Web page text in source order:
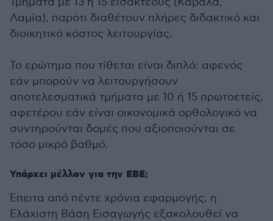
Λαμία), παρότι διαθέτουν πλήρες διδακτικό και
διοικητικό κόστος λειτουργίας.
Το ερώτημα που τίθεται είναι διπλό: αφενός
εάν μπορούν να λειτουργήσουν
αποτελεσματικά τμήματα με 10 ή 15 πρωτοετείς,
αφετέρου εάν είναι οικονομικά ορθολογικό να
συντηρούνται δομές που αξιοποιούνται σε
τόσο μικρό βαθμό.
Υπάρχει μέλλον για την ΕΒΕ;
Έπειτα από πέντε χρόνια εφαρμογής, η
Ελάχιστη Βάση Εισαγωγής εξακολουθεί να